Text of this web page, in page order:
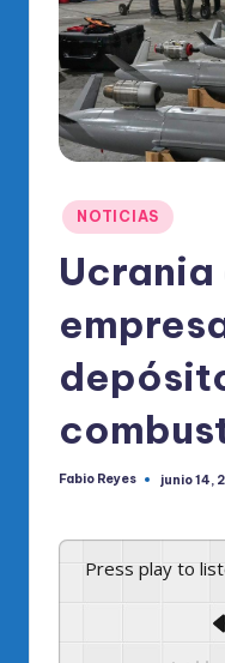
di
o
O
al
R
M
Publicado
en
NOTICIAS
Publicado
Fabio Reyes junio 14,
Press play to